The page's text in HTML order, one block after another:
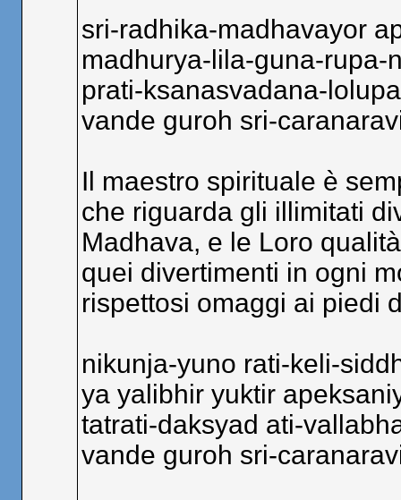
sri-radhika-madhavayor
madhurya-lila-guna-rupa-
prati-ksanasvadana-
vande guroh sri-
Il maestro spirituale è
che riguarda gli illimitati
Madhava, e le Loro
quei divertimenti in ogni
rispettosi omaggi ai piedi
nikunja-yuno rati-keli-
ya yalibhir yuktir
tatrati-daksyad ati-
vande guroh sri-